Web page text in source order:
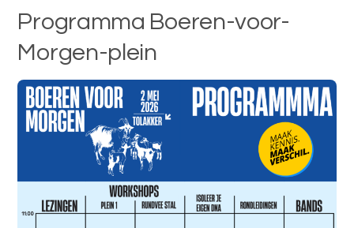
Programma Boeren-voor-
Morgen-plein